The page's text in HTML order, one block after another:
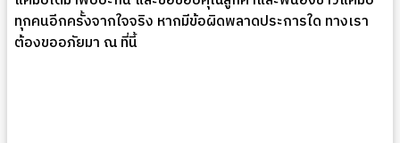
ทุกคนอีกครั้งจากใจจริง หากมีข้อผิดพลาดประการใด ทางเรา
ต้องขออภัยมา ณ ที่นี้